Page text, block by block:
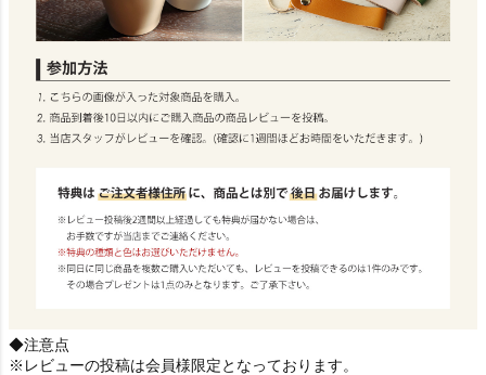
◆注意点
※レビューの投稿は会員様限定となっております。